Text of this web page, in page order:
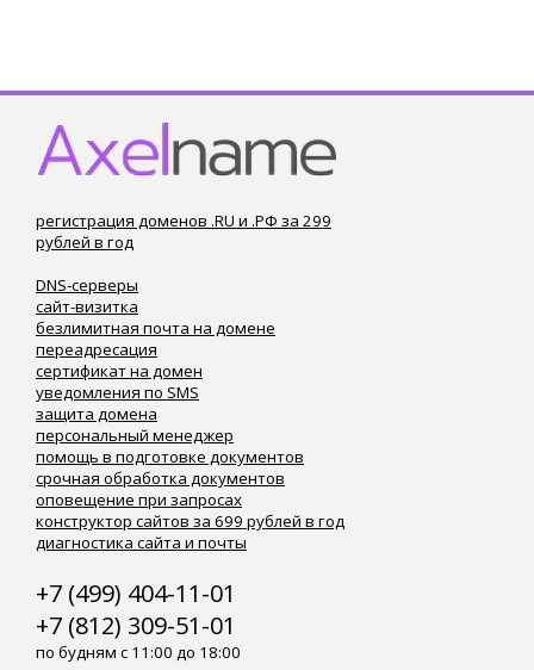
регистрация доменов .RU и .РФ за 299
рублей в год
DNS-серверы
сайт-визитка
безлимитная почта на домене
переадресация
сертификат на домен
уведомления по SMS
защита домена
персональный менеджер
помощь в подготовке документов
срочная обработка документов
оповещение при запросах
конструктор сайтов за 699 рублей в год
диагностика сайта и почты
+7 (499) 404-11-01
+7 (812) 309-51-01
по будням с 11:00 до 18:00